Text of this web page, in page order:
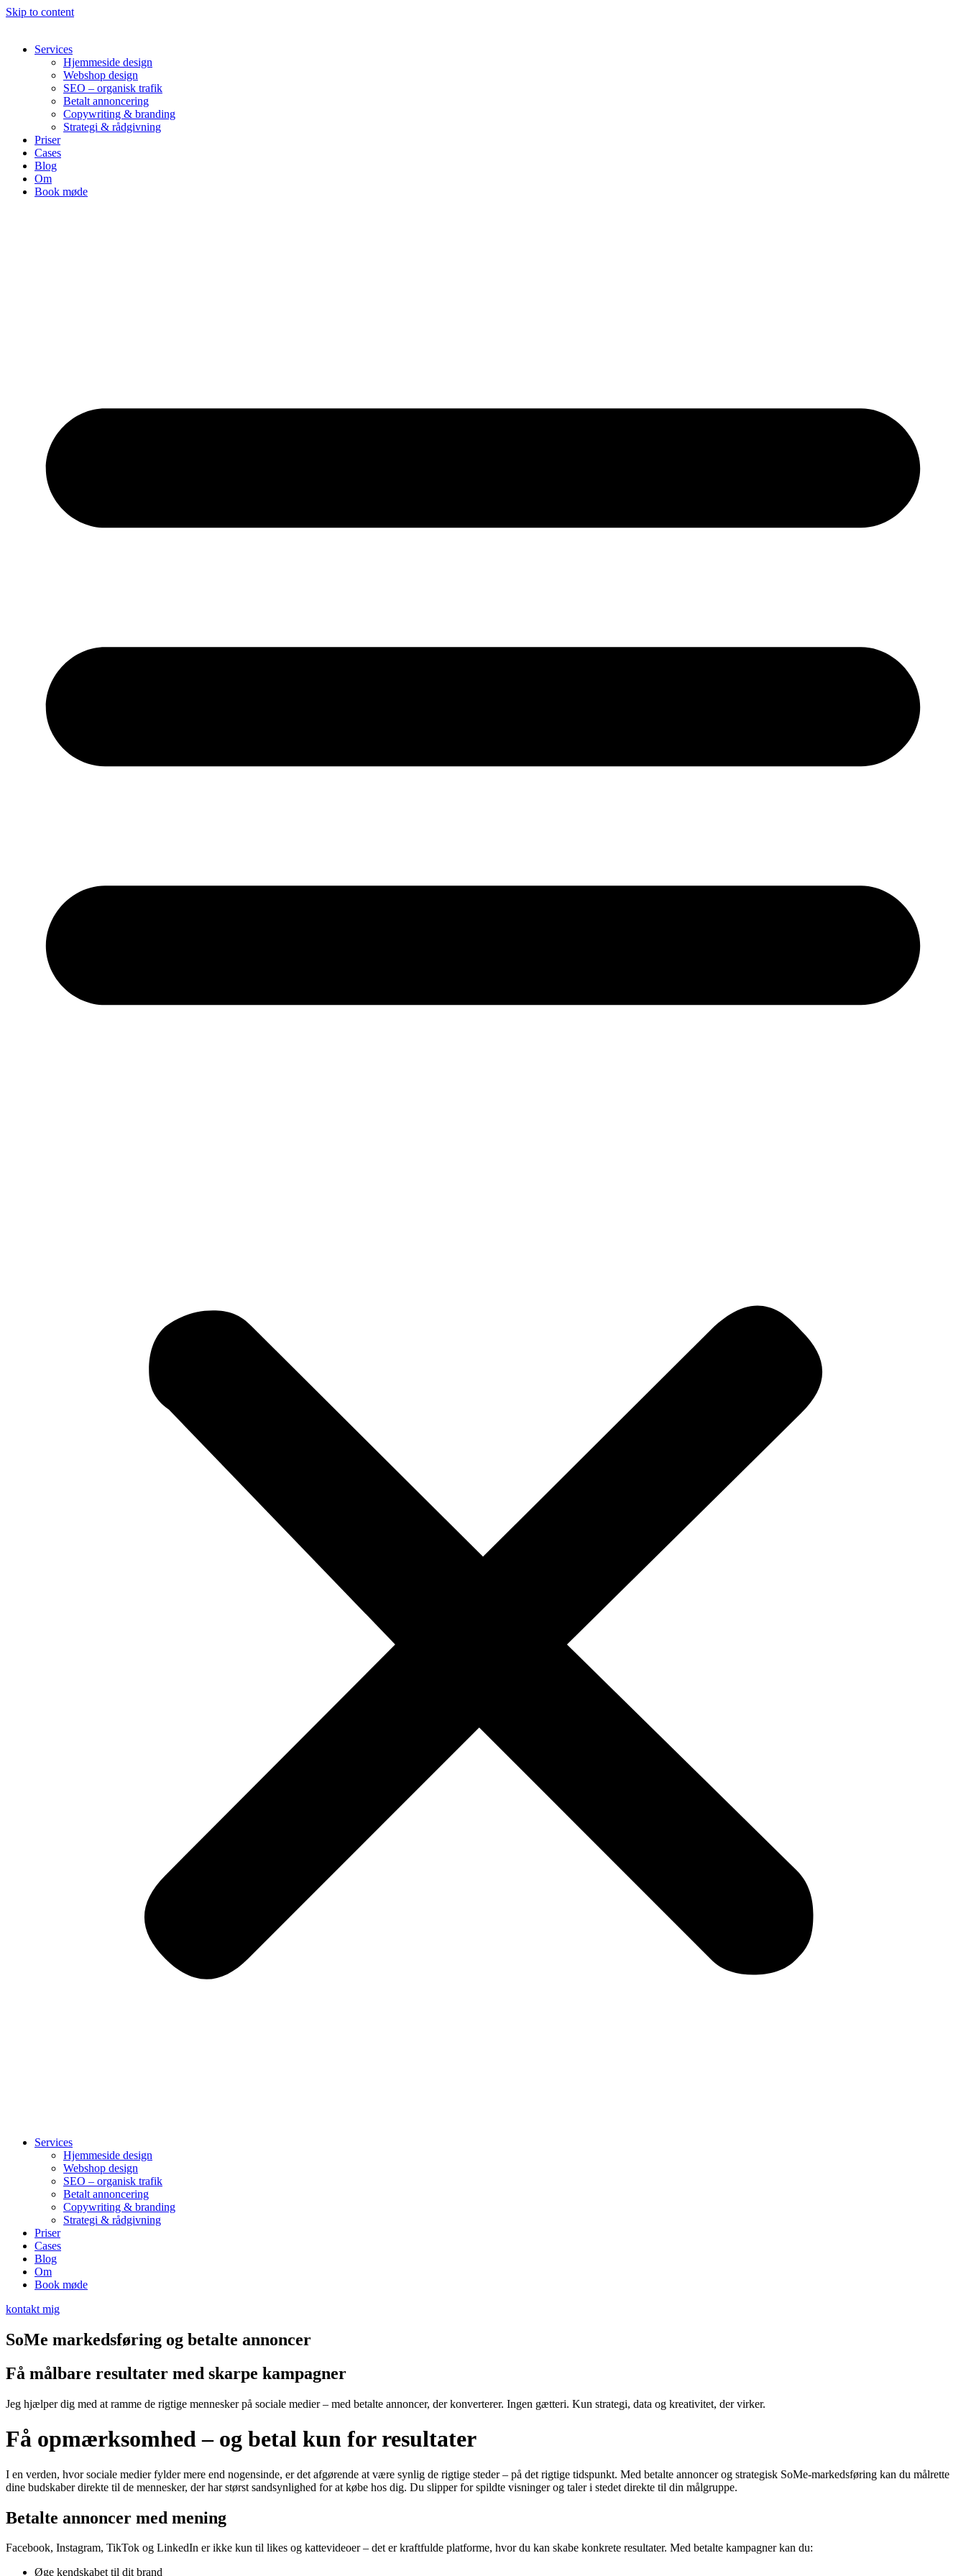
Skip to content
Services
Hjemmeside design
Webshop design
SEO – organisk trafik
Betalt annoncering
Copywriting & branding
Strategi & rådgivning
Priser
Cases
Blog
Om
Book møde
Services
Hjemmeside design
Webshop design
SEO – organisk trafik
Betalt annoncering
Copywriting & branding
Strategi & rådgivning
Priser
Cases
Blog
Om
Book møde
kontakt mig
SoMe markedsføring og betalte annoncer
Få målbare resultater med skarpe kampagner
Jeg hjælper dig med at ramme de rigtige mennesker på sociale medier – med betalte annoncer, der konverterer. Ingen gætteri. Kun strategi, data og kreativitet, der virker.
Få opmærksomhed – og betal kun for resultater
I en verden, hvor sociale medier fylder mere end nogensinde, er det afgørende at være synlig de rigtige steder – på det rigtige tidspunkt. Med betalte annoncer og strategisk SoMe-markedsføring kan du målrette
dine budskaber direkte til de mennesker, der har størst sandsynlighed for at købe hos dig. Du slipper for spildte visninger og taler i stedet direkte til din målgruppe.
Betalte annoncer med mening
Facebook, Instagram, TikTok og LinkedIn er ikke kun til likes og kattevideoer – det er kraftfulde platforme, hvor du kan skabe konkrete resultater. Med betalte kampagner kan du:
Øge kendskabet til dit brand